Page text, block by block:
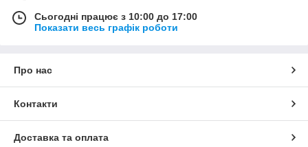
Сьогодні працює з 10:00 до 17:00
Показати весь графік роботи
Про нас
Контакти
Доставка та оплата